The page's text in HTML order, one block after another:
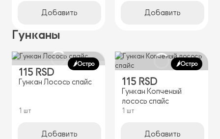
Добавить Добавить
Гунканы
115 RSD
Гункан Лосось спайс
1 шт
Добавить
🌶️Остро
115 RSD
Гункан Копченый
лосось спайс
1 шт
Добавить
🌶️Остро